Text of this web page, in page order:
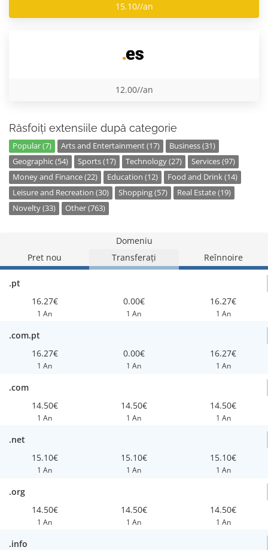
15.10//an
12.00//an
Răsfoiți extensiile după categorie
Popular (7) Arts and Entertainment (17)
Business (31)
Geographic (54)
Sports (17) Technology (27)
Services (97)
Money and Finance (22)
Education (12)
Food and Drink (14)
Leisure and Recreation (30)
Shopping (57)
Real Estate (19)
Novelty (33)
Other (763)
Domeniu
Pret nou
Transferați Reînnoire
.pt
16.27€
1 An
0.00€
1 An
16.27€
1 An
.com.pt
16.27€
1 An
0.00€
1 An
16.27€
1 An
.com
14.50€
1 An
14.50€
1 An
14.50€
1 An
.net
15.10€
1 An
15.10€
1 An
15.10€
1 An
.org
14.50€
1 An
14.50€
1 An
14.50€
1 An
.info